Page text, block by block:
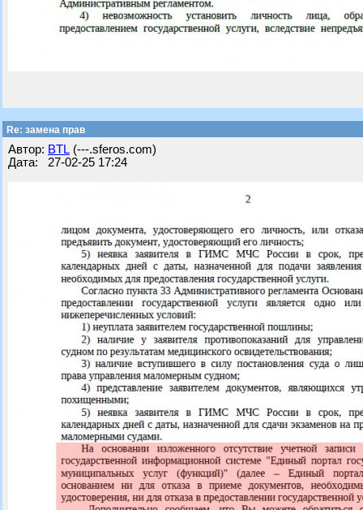
Re: замена прав
Автор: BTL (---.sferos.com)
Дата: 27-02-25 17:24